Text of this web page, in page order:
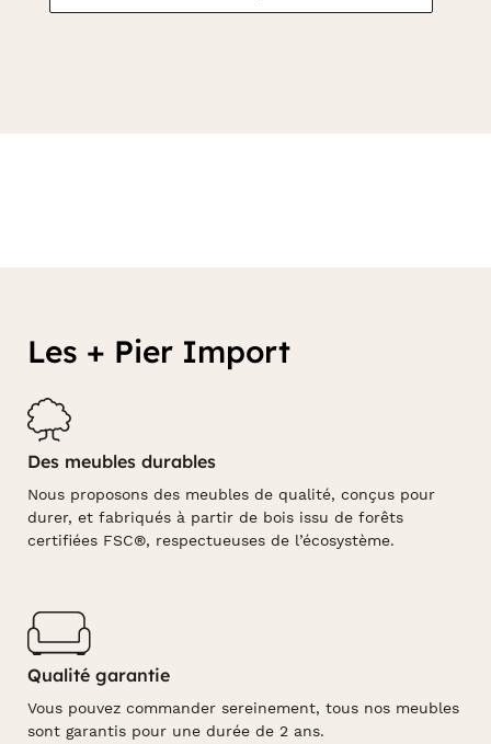
Les + Pier Import
Des meubles durables
Nous proposons des meubles de qualité, conçus pour
durer, et fabriqués à partir de bois issu de forêts
certifiées FSC®, respectueuses de l’écosystème.
Qualité garantie
Vous pouvez commander sereinement, tous nos meubles
sont garantis pour une durée de 2 ans.